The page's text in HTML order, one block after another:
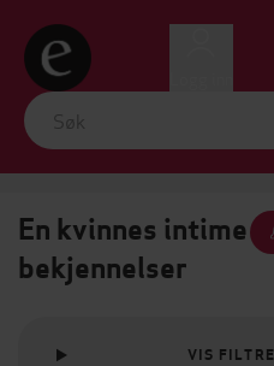
En kvinnes intime
bekjennelser
VIS FILTRE